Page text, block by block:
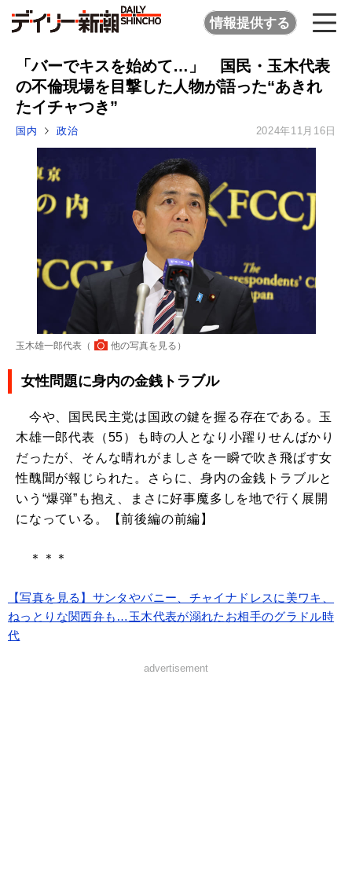
情報提供する
「バーでキスを始めて…」 国民・玉木代表
の不倫現場を目撃した人物が語った“あきれ
たイチャつき”
国内 政治 2024年11月16日
玉木雄一郎代表（ 他の写真を見る ）
女性問題に身内の金銭トラブル
今や、国民民主党は国政の鍵を握る存在である。玉
木雄一郎代表（55）も時の人となり小躍りせんばかり
だったが、そんな晴れがましさを一瞬で吹き飛ばす女
性醜聞が報じられた。さらに、身内の金銭トラブルと
いう“爆弾”も抱え、まさに好事魔多しを地で行く展開
になっている。【前後編の前編】
＊＊＊
【写真を見る】サンタやバニー、チャイナドレスに美ワキ、
ねっとりな関西弁も…玉木代表が溺れたお相手のグラドル時
代
advertisement